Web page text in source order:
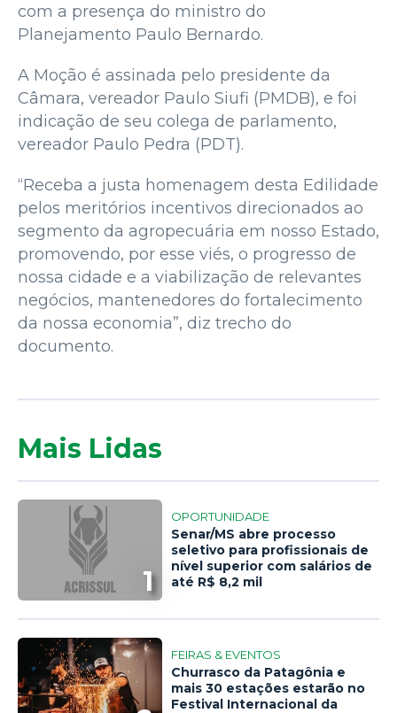
com a presença do ministro do
Planejamento Paulo Bernardo.
A Moção é assinada pelo presidente da
Câmara, vereador Paulo Siufi (PMDB), e foi
indicação de seu colega de parlamento,
vereador Paulo Pedra (PDT).
“Receba a justa homenagem desta Edilidade
pelos meritórios incentivos direcionados ao
segmento da agropecuária em nosso Estado,
promovendo, por esse viés, o progresso de
nossa cidade e a viabilização de relevantes
negócios, mantenedores do fortalecimento
da nossa economia”, diz trecho do
documento.
Mais Lidas
1
OPORTUNIDADE
Senar/MS abre processo
seletivo para profissionais de
nível superior com salários de
até R$ 8,2 mil
FEIRAS & EVENTOS
Churrasco da Patagônia e
mais 30 estações estarão no
Festival Internacional da